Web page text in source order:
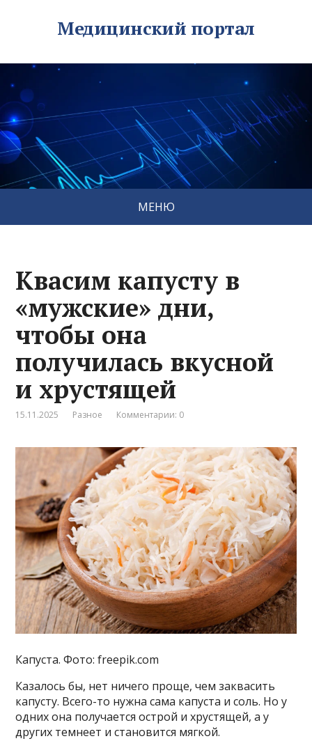
Медицинский портал
МЕНЮ
Квасим капусту в
«мужские» дни,
чтобы она
получилась вкусной
и хрустящей
15.11.2025 Разное Комментарии: 0
Капуста. Фото: freepik.com
Казалось бы, нет ничего проще, чем заквасить
капусту. Всего-то нужна сама капуста и соль. Но у
одних она получается острой и хрустящей, а у
других темнеет и становится мягкой.